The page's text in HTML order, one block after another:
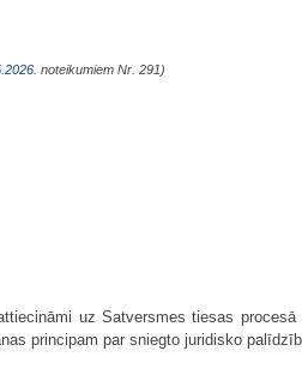
noteikumiem Nr. 291)
uz Satversmes tiesas
principam par sniegto juridisko